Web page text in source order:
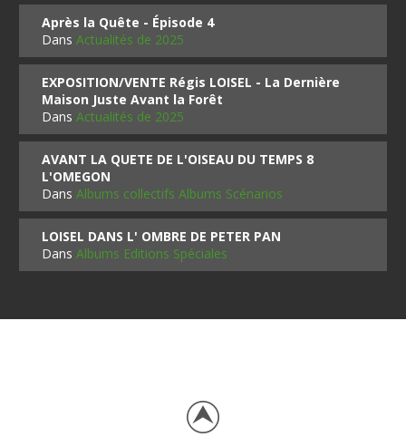
Après la Quête - Épisode 4
DansActualités de 2025
EXPOSITION/VENTE Régis LOISEL - La Dernière
Maison Juste Avant la Forêt
DansActualités de 2025
AVANT LA QUETE DE L'OISEAU DU TEMPS 8
L'OMEGON
DansAlbums collectifs Albums Scénarios
LOISEL DANS L' OMBRE DE PETER PAN
DansAlbums Editions Spéciales